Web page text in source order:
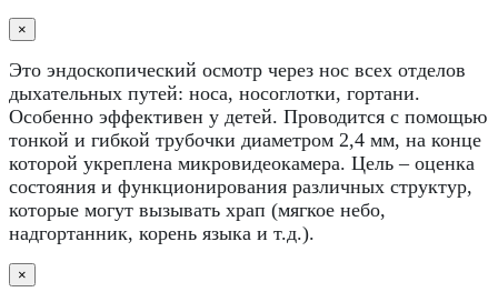
×
Это эндоскопический осмотр через нос всех отделов
дыхательных путей: носа, носоглотки, гортани.
Особенно эффективен у детей. Проводится с помощью
тонкой и гибкой трубочки диаметром 2,4 мм, на конце
которой укреплена микровидеокамера. Цель – оценка
состояния и функционирования различных структур,
которые могут вызывать храп (мягкое небо,
надгортанник, корень языка и т.д.).
×